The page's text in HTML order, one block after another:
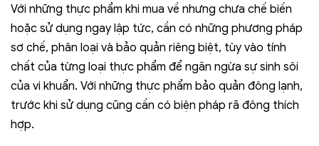
Với những thực phẩm khi mua về nhưng chưa chế biến
hoặc sử dụng ngay lập tức, cần có những phương pháp
sơ chế, phân loại và bảo quản riêng biệt, tùy vào tính
chất của từng loại thực phẩm để ngăn ngừa sự sinh sôi
của vi khuẩn. Với những thực phẩm bảo quản đông lạnh,
trước khi sử dụng cũng cần có biện pháp rã đông thích
hợp.